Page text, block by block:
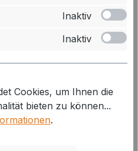
4045541019506
Inaktiv
Inaktiv
Cookies, um Ihnen die
bieten zu können...
.